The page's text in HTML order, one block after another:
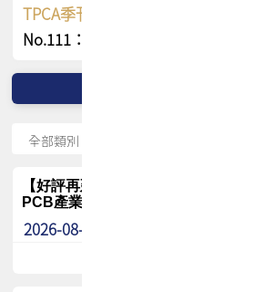
TPCA季刊 FREE 線上版
No.111：PCB全球風險布局與韌性
【好評再延長】PCB GPT 全面開放
PCB產業專屬 AI 知識平台
2026-08-04